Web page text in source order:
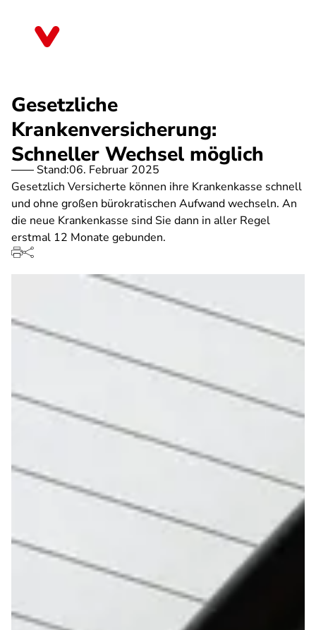
Gesetzliche
Krankenversicherung:
Schneller Wechsel möglich
Stand:06. Februar 2025
Gesetzlich Versicherte können ihre Krankenkasse schnell
und ohne großen bürokratischen Aufwand wechseln. An
die neue Krankenkasse sind Sie dann in aller Regel
erstmal 12 Monate gebunden.